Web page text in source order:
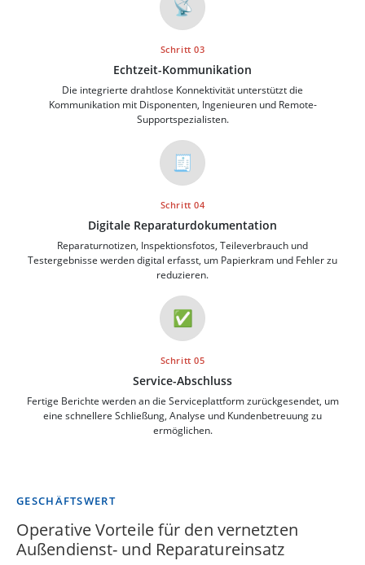
📡
Schritt 03
Echtzeit-Kommunikation
Die integrierte drahtlose Konnektivität unterstützt die
Kommunikation mit Disponenten, Ingenieuren und Remote-
Supportspezialisten.
🧾
Schritt 04
Digitale Reparaturdokumentation
Reparaturnotizen, Inspektionsfotos, Teileverbrauch und
Testergebnisse werden digital erfasst, um Papierkram und Fehler zu
reduzieren.
✅
Schritt 05
Service-Abschluss
Fertige Berichte werden an die Serviceplattform zurückgesendet, um
eine schnellere Schließung, Analyse und Kundenbetreuung zu
ermöglichen.
GESCHÄFTSWERT
Operative Vorteile für den vernetzten
Außendienst- und Reparatureinsatz